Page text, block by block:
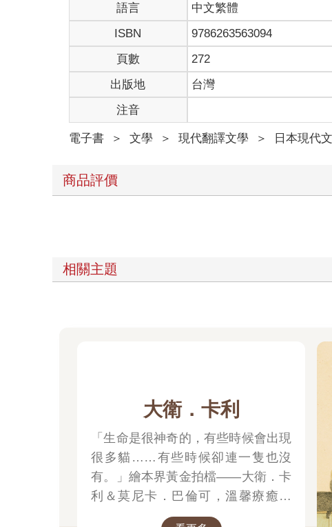
語言 中文繁體
ISBN
9786263563094
頁數
272
出版地
台灣
注音
電子書 ＞ 文學 ＞ 現代翻譯文學 ＞ 日本現代
商品評價
相關主題
大衛．卡利
「生命是很神奇的，有些時候會出現
很多貓……有些時候卻連一隻也沒
有。」繪本界黃金拍檔——大衛．卡
利＆莫尼卡．巴倫可，溫馨療癒新
作！繼《作家和他的狗》後，再次聯